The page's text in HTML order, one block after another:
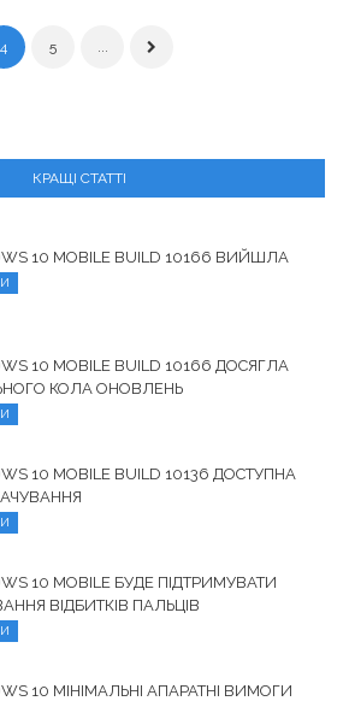
4 5 ...
КРАЩІ СТАТТІ
10 MOBILE BUILD 10166 ВИЙШЛА
10 MOBILE BUILD 10166 ДОСЯГЛА
КОЛА ОНОВЛЕНЬ
10 MOBILE BUILD 10136 ДОСТУПНА
10 MOBILE БУДЕ ПІДТРИМУВАТИ
ВІДБИТКІВ ПАЛЬЦІВ
10 МІНІМАЛЬНІ АПАРАТНІ ВИМОГИ